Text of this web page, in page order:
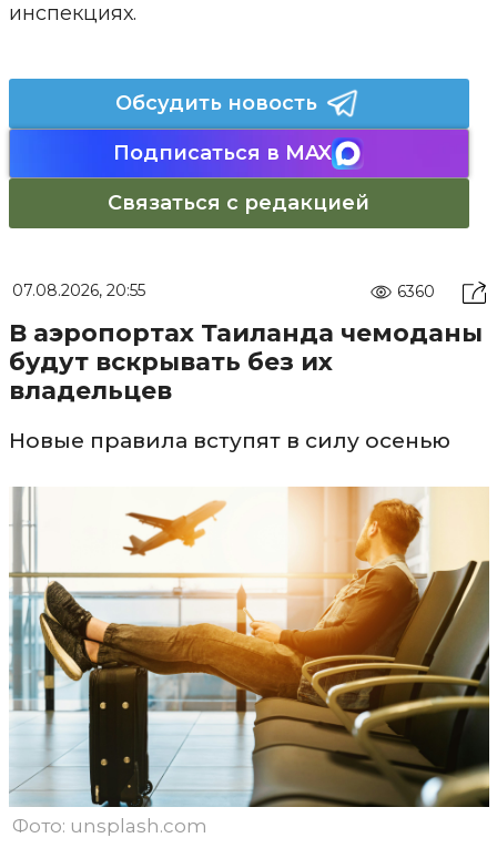
инспекциях.
Обсудить новость
Подписаться в MAX
Связаться с редакцией
07.08.2026, 20:55 6360
В аэропортах Таиланда чемоданы
будут вскрывать без их
владельцев
Новые правила вступят в силу осенью
Фото: unsplash.com